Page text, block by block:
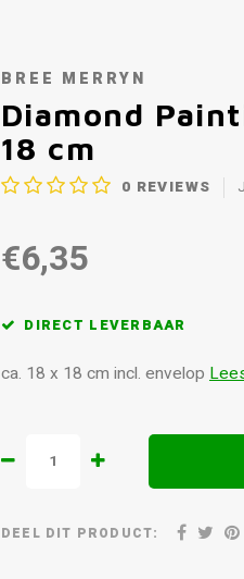
BREE MERRYN
Diamond
18 cm
0 REVIEWS
€6,35
DIRECT LEVERBAAR
ca. 18 x 18 cm incl. envelop
DEEL DIT PRODUCT: